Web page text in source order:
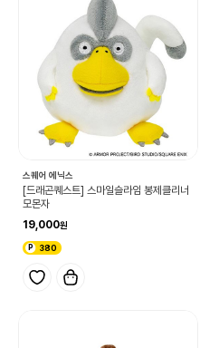
스퀘어 에닉스
[드래곤퀘스트] 스마일슬라임 봉제클리너
모몬자
19,000
380